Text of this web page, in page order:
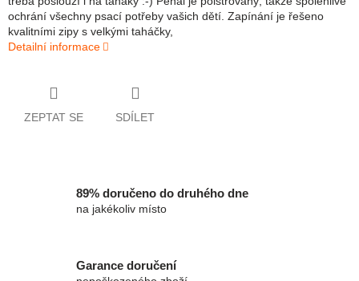
ochrání všechny psací potřeby vašich dětí. Zapínání je řešeno
kvalitními zipy s velkými taháčky,
Detailní informace
ZEPTAT SE SDÍLET
89% doručeno do druhého dne
na jakékoliv místo
Garance doručení